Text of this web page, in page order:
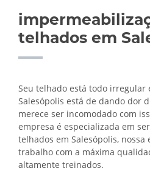
telhados em
Seu telhado está todo irregular
Salesópolis está de dando dor
merece ser incomodado com
empresa é especializada em
telhados em Salesópolis,
trabalho com a máxima
altamente treinados.